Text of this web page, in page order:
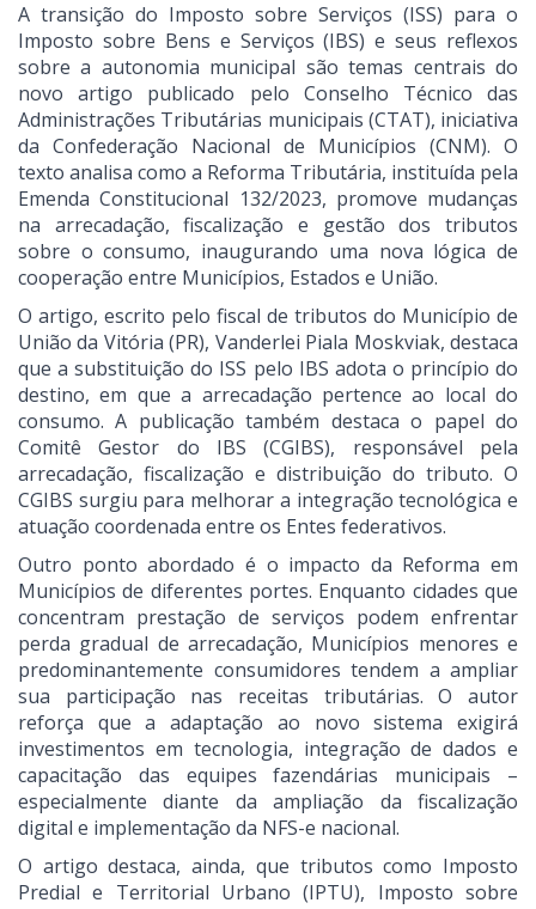
A transição do Imposto sobre Serviços (ISS) para o
Imposto sobre Bens e Serviços (IBS) e seus reflexos
sobre a autonomia municipal são temas centrais do
novo artigo publicado pelo Conselho Técnico das
Administrações Tributárias municipais (CTAT), iniciativa
da Confederação Nacional de Municípios (CNM). O
texto analisa como a Reforma Tributária, instituída pela
Emenda Constitucional 132/2023, promove mudanças
na arrecadação, fiscalização e gestão dos tributos
sobre o consumo, inaugurando uma nova lógica de
cooperação entre Municípios, Estados e União.
O artigo, escrito pelo fiscal de tributos do Município de
União da Vitória (PR), Vanderlei Piala Moskviak, destaca
que a substituição do ISS pelo IBS adota o princípio do
destino, em que a arrecadação pertence ao local do
consumo. A publicação também destaca o papel do
Comitê Gestor do IBS (CGIBS), responsável pela
arrecadação, fiscalização e distribuição do tributo. O
CGIBS surgiu para melhorar a integração tecnológica e
atuação coordenada entre os Entes federativos.
Outro ponto abordado é o impacto da Reforma em
Municípios de diferentes portes. Enquanto cidades que
concentram prestação de serviços podem enfrentar
perda gradual de arrecadação, Municípios menores e
predominantemente consumidores tendem a ampliar
sua participação nas receitas tributárias. O autor
reforça que a adaptação ao novo sistema exigirá
investimentos em tecnologia, integração de dados e
capacitação das equipes fazendárias municipais –
especialmente diante da ampliação da fiscalização
digital e implementação da NFS-e nacional.
O artigo destaca, ainda, que tributos como Imposto
Predial e Territorial Urbano (IPTU), Imposto sobre